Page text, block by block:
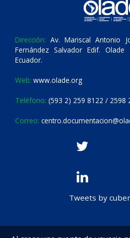
Dirección: Av. Mariscal Antonio
Fernández Salvador Edif.
Ecuador.
Web: www.olade.org
Teléfono: (593 2) 259 8122 / 2598
Correo:
Tweets by